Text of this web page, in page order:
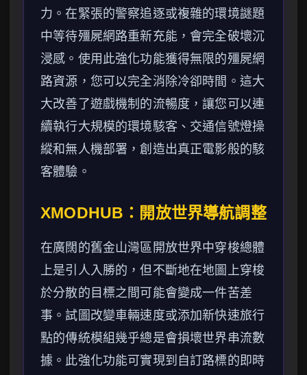
力。在緊張的警察追逐或複雜的環境謎題
中等待殭屍網路重新充能，會完全破壞沉
浸感。使用此強化功能獲得無限的殭屍網
路資源，您可以完全消除冷卻時間。這大
大改善了遊戲機制的流暢度，讓您可以連
續執行大規模的環境駭客、交通信號燈操
縱和無人機部署，創造出真正電影般的駭
客體驗。
XMODHUB：開放世界導航調整
在廣闊的舊金山灣區開放世界中穿梭總體
上是引人入勝的，但不斷地在地圖上穿梭
於分散的目標之間可能會變成一件苦差
事。試圖改變車輛速度或添加新快速旅行
點的傳統模組幾乎總是會損壞世界串流數
據。此強化功能可實現到自訂路標的即時